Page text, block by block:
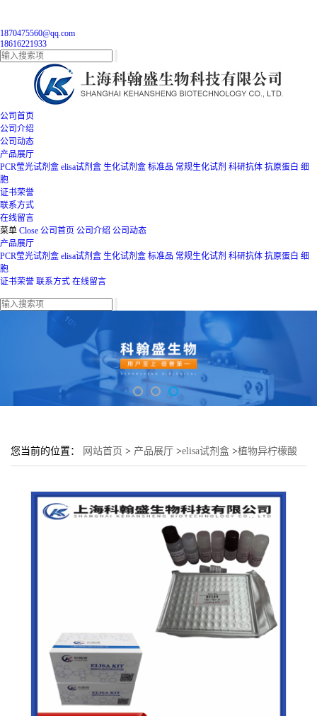
1870475560@qq.com
18616221933
公司首页
公司介绍
公司动态
产品展厅
PCR莹光试剂盒 elisa试剂盒 生化试剂盒 标准品 常规生化试剂 科研抗体 抗原蛋白 细
胞
证书荣誉
联系方式
在线留言
菜单 Close 公司首页 公司介绍 公司动态
产品展厅
PCR莹光试剂盒 elisa试剂盒 生化试剂盒 标准品 常规生化试剂 科研抗体 抗原蛋白 细
胞
证书荣誉 联系方式 在线留言
您当前的位置： 网站首页 > 产品展厅 >elisa试剂盒 >植物异柠檬酸